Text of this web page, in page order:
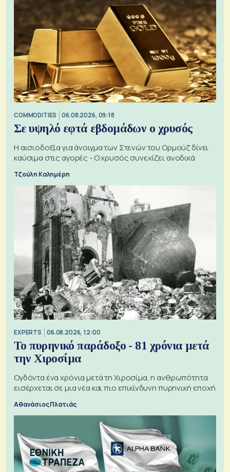
COMMODITIES 06.08.2026, 09:18
Σε υψηλό εφτά εβδομάδων ο χρυσός
Η αισιοδοξία για άνοιγμα των Στενών του Ορμούζ δίνει
καύσιμα στις αγορές - Ο χρυσός συνεχίζει ανοδικά
Τζούλη Καλημέρη
EXPERTS 06.08.2026, 12:00
Το πυρηνικό παράδοξο - 81 χρόνια μετά
την Χιροσίμα
Ογδόντα ένα χρόνια μετά τη Χιροσίμα, η ανθρωπότητα
εισέρχεται σε μια νέα και πιο επικίνδυνη πυρηνική εποχή
Αθανάσιος Πλατιάς